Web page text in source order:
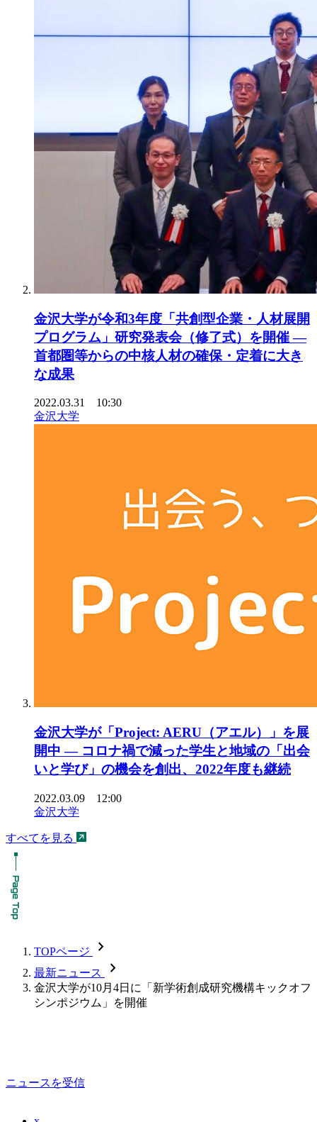
金沢大学が令和3年度「共創型企業・人材展開
プログラム」研究発表会（修了式）を開催 —
首都圏等からの中核人材の確保・定着に大き
な成果
2022.03.31 10:30
金沢大学
金沢大学が「Project: AERU（アエル）」を展
開中 — コロナ禍で減った学生と地域の「出会
いと学び」の機会を創出、2022年度も継続
2022.03.09 12:00
金沢大学
すべてを見る
TOPページ chevron_forward
最新ニュース chevron_forward
金沢大学が10月4日に「新学術創成研究機構キックオフ
シンポジウム」を開催
ニュースを受信